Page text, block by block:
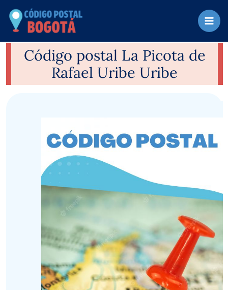
contenido
Código postal La Picota de
Rafael Uribe Uribe